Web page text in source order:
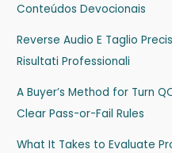
Conteúdos Devocionais
Reverse Audio E Taglio
Risultati Professionali
A Buyer’s Method for Turn
Clear Pass-or-Fail Rules
What It Takes to Evaluate